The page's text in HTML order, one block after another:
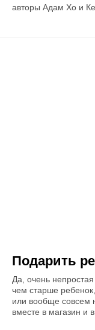
авторы Адам Хо и
Подарить
Да, очень
чем старше
или вообще совсем
вместе в магазин и